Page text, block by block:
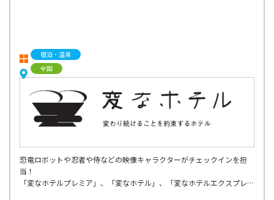
宿泊・温泉
全国
恐竜ロボットや忍者や侍などの映像キャラクターがチェックインを担
当！
「変なホテルプレミア」、「変なホテル」、「変なホテルエクスプレ